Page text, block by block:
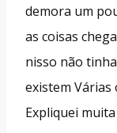
demora um
as coisas
nisso não
existem Várias
Expliquei